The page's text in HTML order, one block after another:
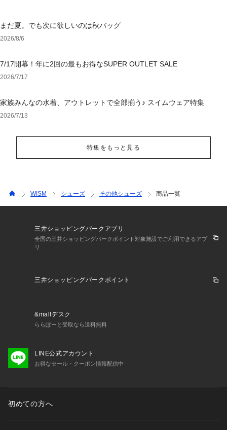
まだ夏。でも次に欲しいのは秋バッグ
2026/8/6
7/17開幕！年に2回の最もお得なSUPER OUTLET SALE
2026/7/17
家族みんなの水着、アウトレットで全部揃う♪ スイムウェア特集
2026/7/13
特集をもっと見る
WISM シューズ その他シューズ 商品一覧
三井ショッピングパークアプリ
全国の三井ショッピングパークポイント対象施設でご利用できるアプ
リ
三井ショッピングパークポイント
&mallデスク
ららぽーと受取なら送料無料
LINE公式アカウント
お得なセール・クーポン情報配信中
初めての方へ